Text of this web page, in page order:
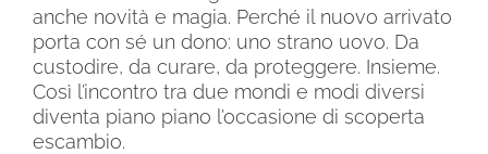
anche novità e magia. Perché il nuovo arrivato
porta con sé un dono: uno strano uovo. Da
custodire, da curare, da proteggere. Insieme.
Così l’incontro tra due mondi e modi diversi
diventa piano piano l’occasione di scoperta
escambio.